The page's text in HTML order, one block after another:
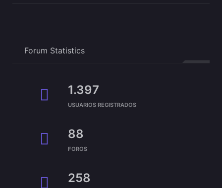
Forum Statistics
1.397
USUARIOS REGISTRADOS
88
FOROS
258